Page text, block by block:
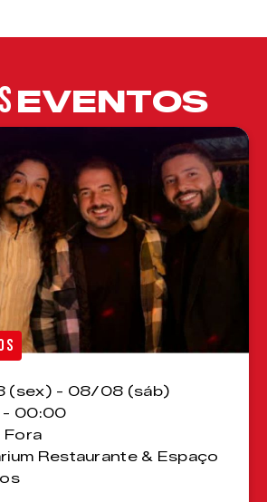
EVENTOS
(sex) - 08/08 (sáb)
- 00:00
Fora
Restaurante & Espaço